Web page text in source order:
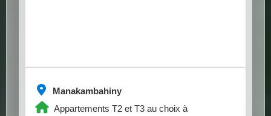
Manakambahiny
Appartements T2 et T3 au choix à